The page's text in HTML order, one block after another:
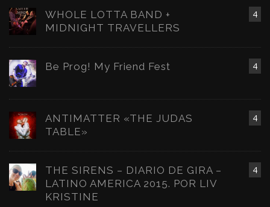
4
WHOLE LOTTA BAND +
MIDNIGHT TRAVELLERS
4
Be Prog! My Friend Fest
4
ANTIMATTER «THE JUDAS
TABLE»
4
THE SIRENS – DIARIO DE GIRA –
LATINO AMERICA 2015. POR LIV
KRISTINE